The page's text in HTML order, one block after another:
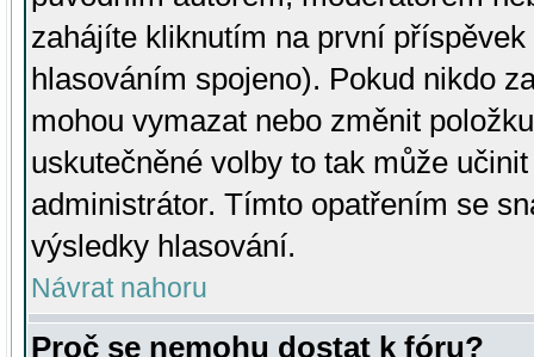
zahájíte kliknutím na první
hlasováním spojeno). Pokud nikdo
mohou vymazat nebo změnit
uskutečněné volby to tak může
administrátor. Tímto opatřením se
výsledky hlasování.
Návrat nahoru
Proč se nemohu dostat k fóru?